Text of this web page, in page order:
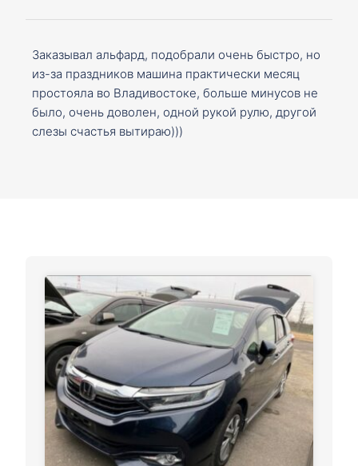
Заказывал альфард, подобрали очень быстро, но
из-за праздников машина практически месяц
простояла во Владивостоке, больше минусов не
было, очень доволен, одной рукой рулю, другой
слезы счастья вытираю)))